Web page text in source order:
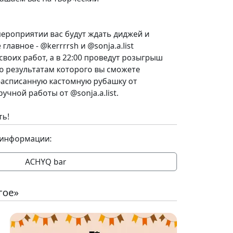
вас будут ждать диджей и
- @kerrrrsh и @sonja.a.list
работ, а в 22:00 проведут розыгрыш
результатам которого вы сможете
кастомную рубашку от
работы от @sonja.a.list.
ACHYQ bar